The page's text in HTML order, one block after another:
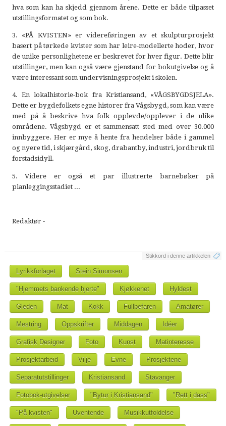
hva som kan ha skjedd gjennom årene. Dette er både tilpasset
utstillingsformatet og som bok.
3. «PÅ KVISTEN» er videreføringen av et skulpturprosjekt
basert på tørkede kvister som har leire-modellerte hoder, hvor
de unike personlighetene er beskrevet for hver figur. Dette blir
utstillinger, men kan også være gjenstand for bokutgivelse og å
være interessant som undervisningsprosjekt i skolen.
4. En lokalhistorie-bok fra Kristiansand, «VÅGSBYGDSJELA».
Dette er bygdefolkets egne historer fra Vågsbygd, som kan være
med på å beskrive hva folk opplevde/opplever i de ulike
områdene. Vågsbygd er et sammensatt sted med over 30.000
innbyggere. Her er mye å hente fra hendelser både i gammel
og nyere tid, i skjærgård, skog, drabantby, industri, jordbruk til
forstadsidyll.
5. Videre er også et par illustrerte barnebøker på
planleggingsstadiet ...
Redaktør -
Stikkord i denne artikkelen
Lyrikkforlaget Stein Simonsen
"Hjemmets bankende hjerte" Kjøkkenet Hyldest
Gleden Mat Kokk Fullbefaren Amatører
Mestring Oppskrifter Middagen Idéer
Grafisk Designer Foto Kunst Matinteresse
Prosjektarbeid Vilje Evne Prosjektene
Separatutstillinger Kristiansand Stavanger
Fotobok-utgivelser "Bytur i Kristiansand" "Rett i dass"
"På kvisten" Uventende Musikkutfoldelse